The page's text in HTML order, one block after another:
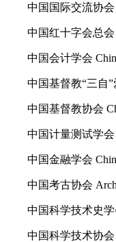
中国国际交流协会
中国红十字会总会
中国会计学会
中国基督教“三自”
中国基督教协会
中国计量测试学会
中国金融学会
中国考古协会
中国科学技术史学
中国科学技术协会